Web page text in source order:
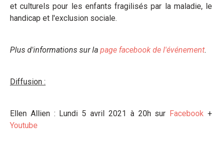
et culturels pour les enfants fragilisés par la maladie, le
handicap et l'exclusion sociale.
Plus d'informations sur la page facebook de l'événement.
Diffusion :
Ellen Allien : Lundi 5 avril 2021 à 20h sur Facebook +
Youtube